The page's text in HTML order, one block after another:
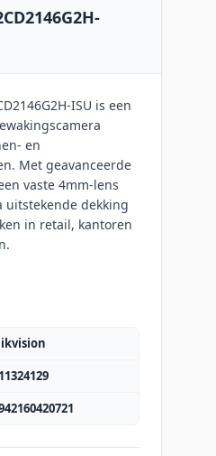
ISU is een
en
Met geavanceerde
vaste 4mm-lens
uitstekende dekking
in retail, kantoren